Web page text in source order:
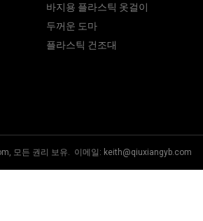
바지용 플라스틱 옷걸이
두꺼운 도마
플라스틱 건조대
모든 권리 보유. 이메일: keith@qiuxiangyb.com